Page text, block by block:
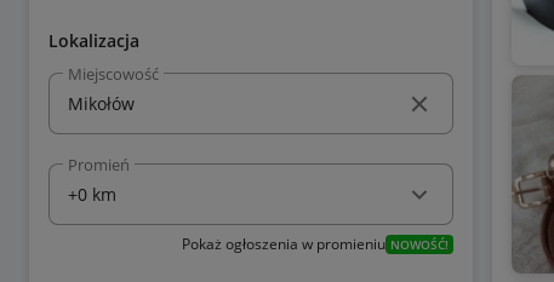
Lokalizacja
Miejscowość
Promień
Pokaż ogłoszenia w promieniu NOWOŚĆ!